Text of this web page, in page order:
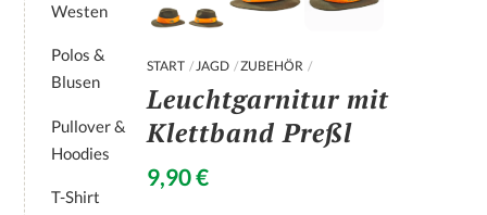
START JAGD ZUBEHÖR
Leuchtgarnitur mit
Klettband Preßl
9,90€
Westen
Polos &
Blusen
Pullover &
Hoodies
T-Shirt